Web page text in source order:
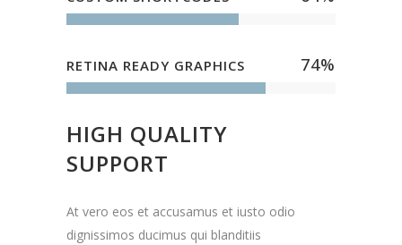
RETINA READY GRAPHICS 74%
HIGH QUALITY
SUPPORT
At vero eos et accusamus et iusto odio
dignissimos ducimus qui blanditiis